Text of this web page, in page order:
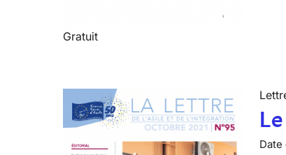
Gratuit
Date